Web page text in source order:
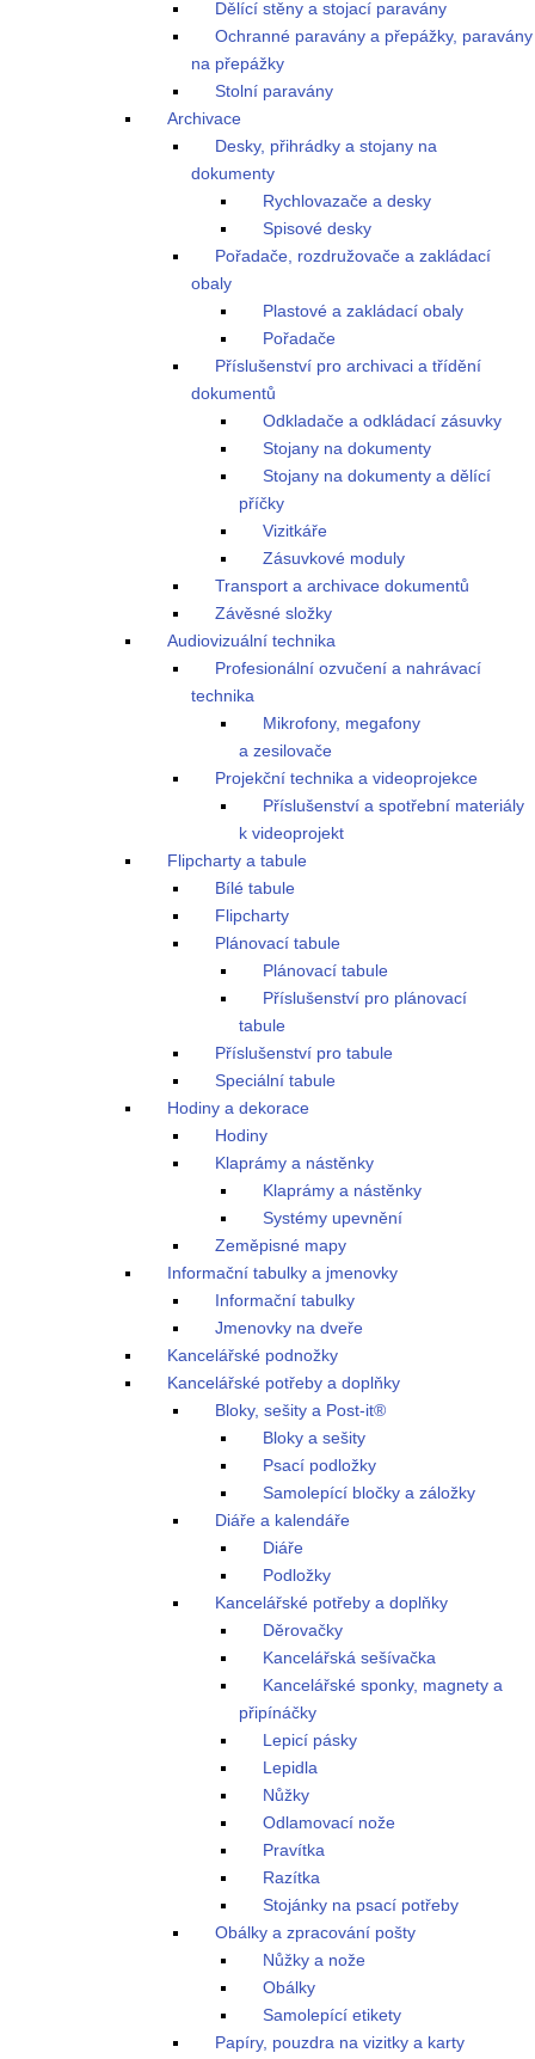
Dělící stěny a stojací paravány
Ochranné paravány a přepážky, paravány
na přepážky
Stolní paravány
Archivace
Desky, přihrádky a stojany na
dokumenty
Rychlovazače a desky
Spisové desky
Pořadače, rozdružovače a zakládací
obaly
Plastové a zakládací obaly
Pořadače
Příslušenství pro archivaci a třídění
dokumentů
Odkladače a odkládací zásuvky
Stojany na dokumenty
Stojany na dokumenty a dělící
příčky
Vizitkáře
Zásuvkové moduly
Transport a archivace dokumentů
Závěsné složky
Audiovizuální technika
Profesionální ozvučení a nahrávací
technika
Mikrofony, megafony
a zesilovače
Projekční technika a videoprojekce
Příslušenství a spotřební materiály
k videoprojekt
Flipcharty a tabule
Bílé tabule
Flipcharty
Plánovací tabule
Plánovací tabule
Příslušenství pro plánovací
tabule
Příslušenství pro tabule
Speciální tabule
Hodiny a dekorace
Hodiny
Klaprámy a nástěnky
Klaprámy a nástěnky
Systémy upevnění
Zeměpisné mapy
Informační tabulky a jmenovky
Informační tabulky
Jmenovky na dveře
Kancelářské podnožky
Kancelářské potřeby a doplňky
Bloky, sešity a Post-it®
Bloky a sešity
Psací podložky
Samolepící bločky a záložky
Diáře a kalendáře
Diáře
Podložky
Kancelářské potřeby a doplňky
Děrovačky
Kancelářská sešívačka
Kancelářské sponky, magnety a
připínáčky
Lepicí pásky
Lepidla
Nůžky
Odlamovací nože
Pravítka
Razítka
Stojánky na psací potřeby
Obálky a zpracování pošty
Nůžky a nože
Obálky
Samolepící etikety
Papíry, pouzdra na vizitky a karty